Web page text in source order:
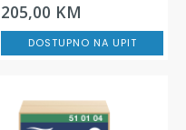
205,00 KM
DOSTUPNO NA UPIT